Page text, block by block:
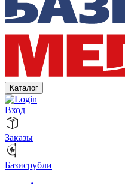
Каталог
Вход
Заказы
Базисрубли